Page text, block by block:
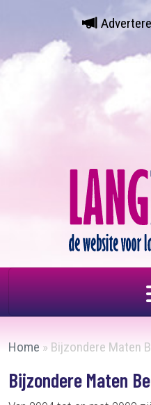
Home » Bijzondere Maten
Bijzondere Maten